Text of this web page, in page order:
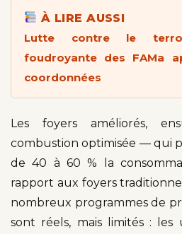
À LIRE AUSSI
Lutte contre le
foudroyante des FAMa
coordonnées
Les foyers améliorés,
combustion optimisée — qui
de 40 à 60 % la
rapport aux foyers
nombreux programmes de
sont réels, mais limités : les